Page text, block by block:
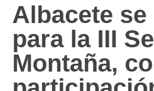
Albacete
para la III
Montaña,